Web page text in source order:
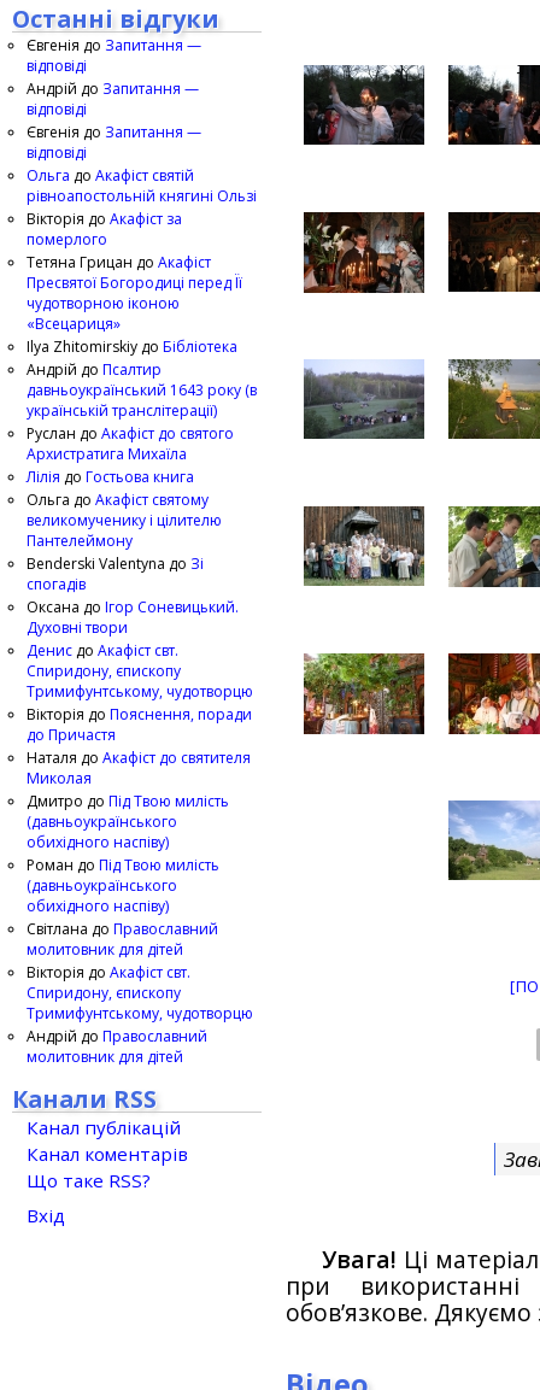
Увага! Ці
при
обов’язкове.
Останні відгуки
Євгенія до Запитання —
відповіді
Андрій до Запитання —
відповіді
Євгенія до Запитання —
відповіді
Ольга до Акафіст святій
рівноапостольній княгині Ользі
Вікторія до Акафіст за
померлого
Тетяна Грицан до Акафіст
Пресвятої Богородиці перед Її
чудотворною іконою
«Всецариця»
Ilya Zhitomirskiy до Бібліотека
Андрій до Псалтир
давньоукраїнський 1643 року (в
українській транслітерації)
Руслан до Акафіст до святого
Архистратига Михаїла
Лілія до Гостьова книга
Ольга до Акафіст святому
великомученику і цілителю
Пантелеймону
Benderski Valentyna до Зі
спогадів
Оксана до Ігор Соневицький.
Духовні твори
Денис до Акафіст свт.
Спиридону, єпископу
Тримифунтському, чудотворцю
Вікторія до Пояснення, поради
до Причастя
Наталя до Акафіст до святителя
Миколая
Дмитро до Під Твою милість
(давньоукраїнського
обихідного наспіву)
Роман до Під Твою милість
(давньоукраїнського
обихідного наспіву)
Світлана до Православний
молитовник для дітей
Вікторія до Акафіст свт.
Спиридону, єпископу
Тримифунтському, чудотворцю
Андрій до Православний
молитовник для дітей
Канали RSS
Канал публікацій
Канал коментарів
Що таке RSS?
Вхід